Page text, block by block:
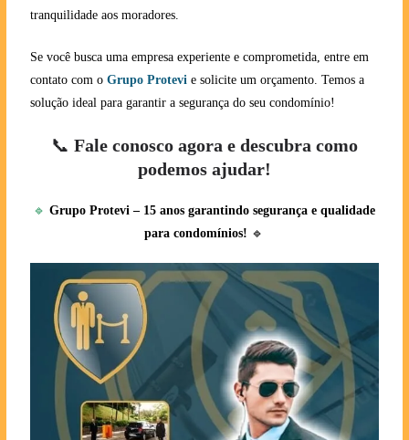
tranquilidade aos moradores.
Se você busca uma empresa experiente e comprometida, entre em
contato com o Grupo Protevie solicite um orçamento. Temos a
solução ideal para garantir a segurança do seu condomínio!
📞 Fale conosco agora e descubra como
podemos ajudar!
🔹 Grupo Protevi – 15 anos garantindo segurança e qualidade
para condomínios! 🔹